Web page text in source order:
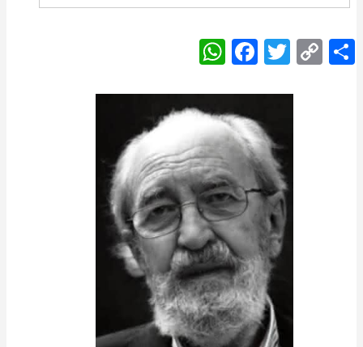
W
h
at
s
A
p
p
F
a
c
e
b
o
o
k
T
w
itt
C
o